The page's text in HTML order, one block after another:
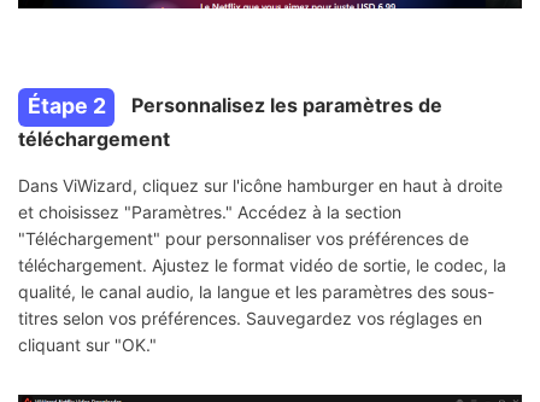
Étape 2
Personnalisez les paramètres de
téléchargement
Dans ViWizard, cliquez sur l'icône hamburger en haut à droite
et choisissez "Paramètres." Accédez à la section
"Téléchargement" pour personnaliser vos préférences de
téléchargement. Ajustez le format vidéo de sortie, le codec, la
qualité, le canal audio, la langue et les paramètres des sous-
titres selon vos préférences. Sauvegardez vos réglages en
cliquant sur "OK."